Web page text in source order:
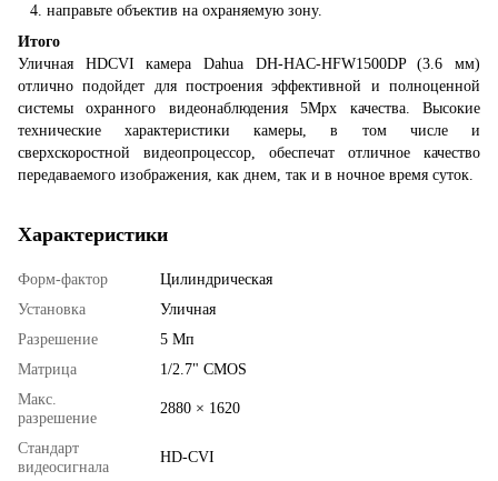
направьте объектив на охраняемую зону.
Итого
Уличная HDCVI камера Dahua DH-HAC-HFW1500DP (3.6 мм)
отлично подойдет для построения эффективной и полноценной
системы охранного видеонаблюдения 5Mpx качества. Высокие
технические характеристики камеры, в том числе и
сверхскоростной видеопроцессор, обеспечат отличное качество
передаваемого изображения, как днем, так и в ночное время суток.
Характеристики
Форм-фактор
Цилиндрическая
Установка
Уличная
Разрешение
5 Мп
Матрица
1/2.7" CMOS
Макс.
разрешение
2880 × 1620
Стандарт
видеосигнала
HD-CVI